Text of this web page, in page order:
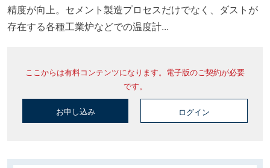
精度が向上。セメント製造プロセスだけでなく、ダストが
存在する各種工業炉などでの温度計...
ここからは有料コンテンツになります。電子版のご契約が必要
です。
お申し込み ログイン